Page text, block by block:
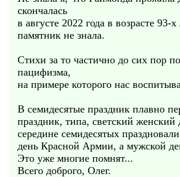
скончалась
в августе 2022 года в возрасте 93-
памятник не знала.
Стихи за то частично до сих пор
пацифизма,
на примере которого нас
В семидесятые праздник плавно
праздник, типа, светский женский
середине семидесятых
день Красной Армии, а мужской
Это уже многие помнят...
Всего доброго, Олег.